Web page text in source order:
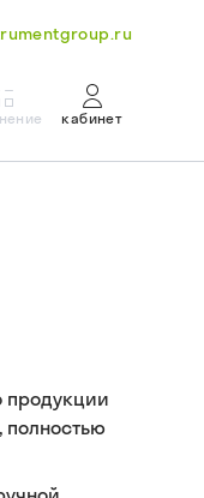
кабинет
продукции
полностью